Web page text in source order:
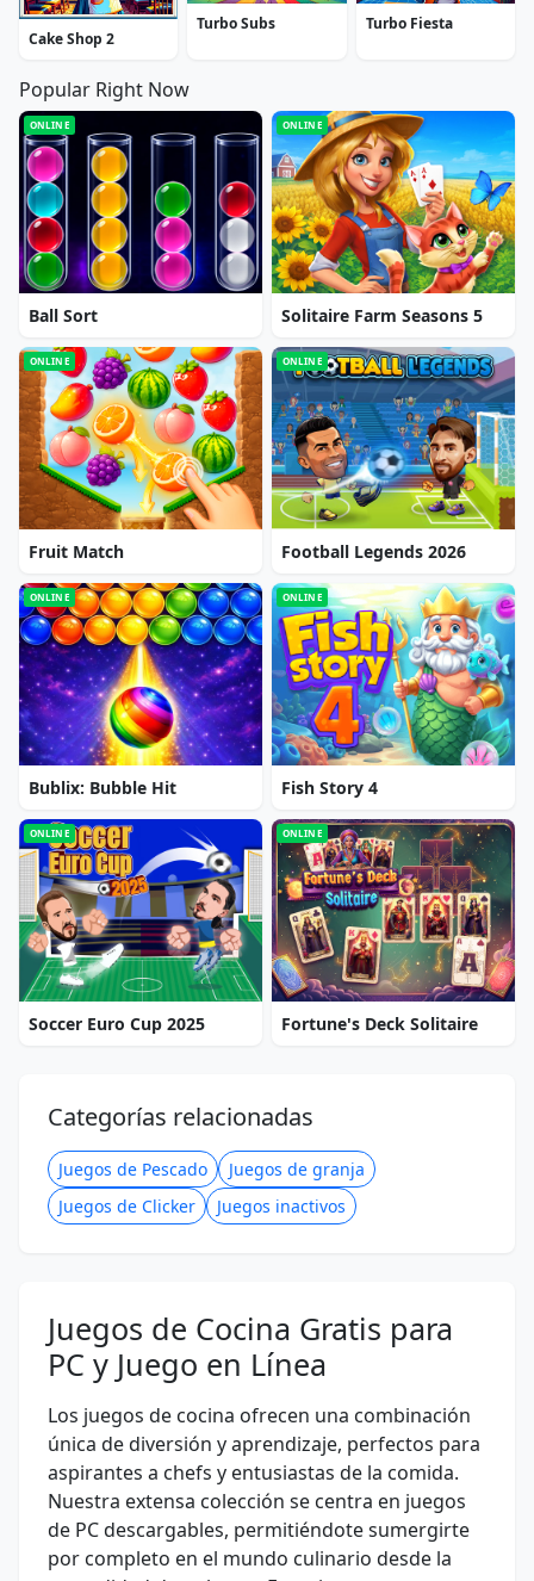
Cake Shop 2
Turbo Subs Turbo Fiesta
Popular Right Now
ONLINE
Ball Sort
ONLINE
Solitaire Farm Seasons 5
ONLINE
Fruit Match
ONLINE
Football Legends 2026
ONLINE
Bublix: Bubble Hit
ONLINE
Fish Story 4
ONLINE
Soccer Euro Cup 2025
ONLINE
Fortune's Deck Solitaire
Categorías relacionadas
Juegos de Pescado
Juegos de granja
Juegos de Clicker
Juegos inactivos
Juegos de Cocina Gratis para
PC y Juego en Línea
Los juegos de cocina ofrecen una combinación
única de diversión y aprendizaje, perfectos para
aspirantes a chefs y entusiastas de la comida.
Nuestra extensa colección se centra en juegos
de PC descargables, permitiéndote sumergirte
por completo en el mundo culinario desde la